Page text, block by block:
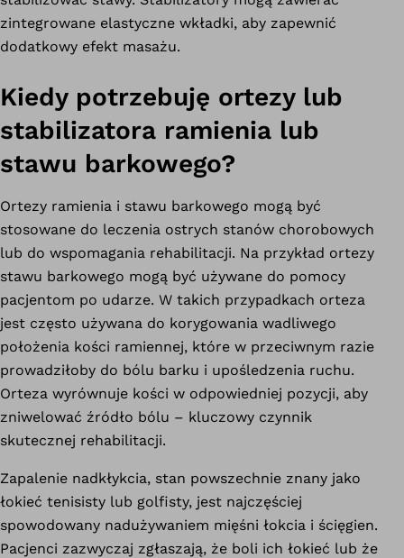
zintegrowane elastyczne wkładki, aby zapewnić
dodatkowy efekt masażu.
Kiedy potrzebuję ortezy lub
stabilizatora ramienia lub
stawu barkowego?
Ortezy ramienia i stawu barkowego mogą być
stosowane do leczenia ostrych stanów chorobowych
lub do wspomagania rehabilitacji. Na przykład ortezy
stawu barkowego mogą być używane do pomocy
pacjentom po udarze. W takich przypadkach orteza
jest często używana do korygowania wadliwego
położenia kości ramiennej, które w przeciwnym razie
prowadziłoby do bólu barku i upośledzenia ruchu.
Orteza wyrównuje kości w odpowiedniej pozycji, aby
zniwelować źródło bólu – kluczowy czynnik
skutecznej rehabilitacji.
Zapalenie nadkłykcia, stan powszechnie znany jako
łokieć tenisisty lub golfisty, jest najczęściej
spowodowany nadużywaniem mięśni łokcia i ścięgien.
Pacjenci zazwyczaj zgłaszają, że boli ich łokieć lub że